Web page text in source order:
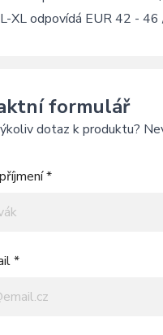
XL odpovídá EUR 42 - 46
formulář
dotaz k produktu?
*
*